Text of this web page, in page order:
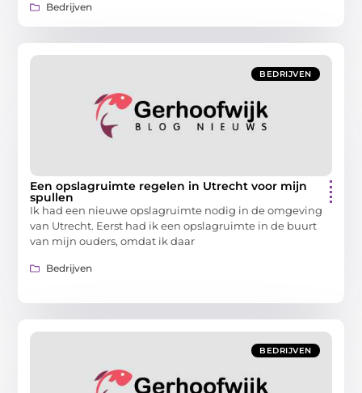
Bedrijven
BEDRIJVEN
Een opslagruimte regelen in Utrecht voor mijn
spullen
Ik had een nieuwe opslagruimte nodig in de omgeving
van Utrecht. Eerst had ik een opslagruimte in de buurt
van mijn ouders, omdat ik daar
Bedrijven
BEDRIJVEN